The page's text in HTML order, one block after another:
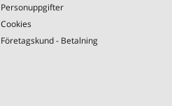
Personuppgifter
Cookies
Företagskund - Betalning